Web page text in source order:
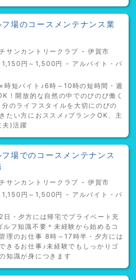
フ場のコースメンテナンス業
サンカントリークラブ - 伊賀市
1,150円～1,500円 - アルバイト・パ
時短バイト♪6時～10時の短時間・週
！開放的な自然の中でのびのび働く
のライフスタイルを大切にのびの
たい方におススメ♪ブランクOK、主
夫)活躍
フ場でのコースメンテナンス
サンカントリークラブ - 伊賀市
1,150円～1,500円 - アルバイト・パ
日・夕方には帰宅でプライベート充
ルフ知識不要＊未経験から始めるコ
理のお仕事 8時～17時半・夕方には
きるお仕事♪未経験でもしっかりゴ
知識が身につきます